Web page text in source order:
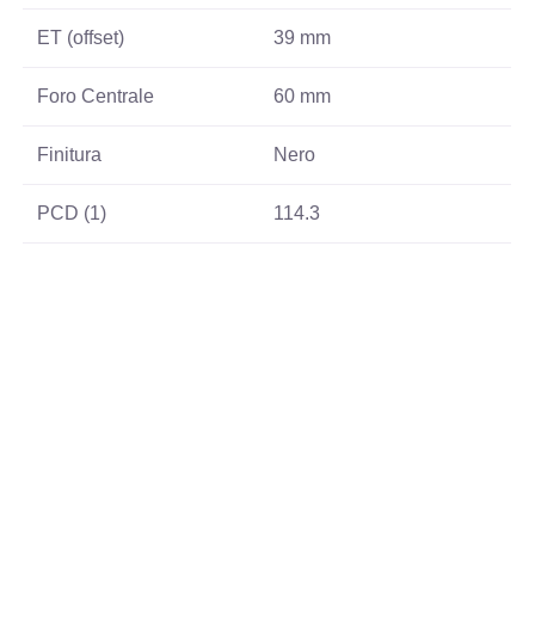
ET (offset) 39 mm
Foro Centrale 60 mm
Finitura Nero
PCD (1) 114.3